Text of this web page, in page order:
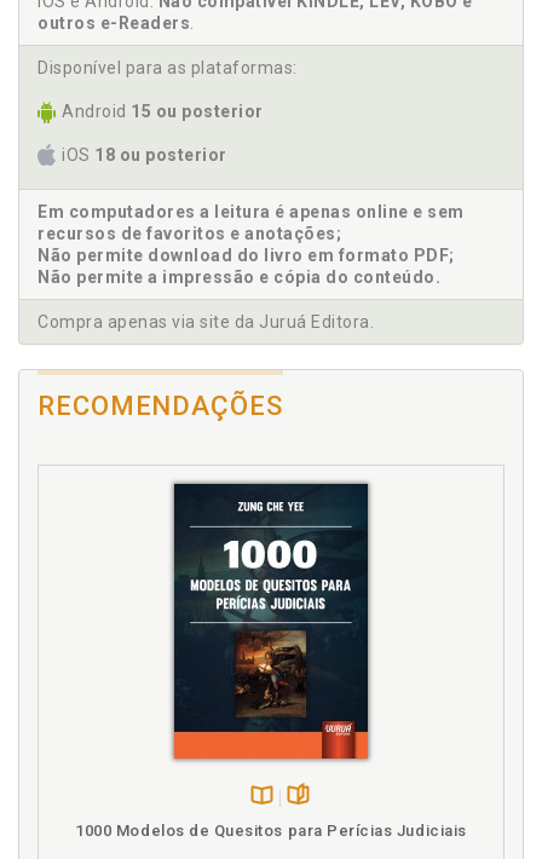
outros e-Readers.
Disponível para as plataformas:
Android 15 ou posterior
iOS 18 ou posterior
Em computadores a leitura é apenas online e sem
recursos de favoritos e anotações;
Não permite download do livro em formato PDF;
Não permite a impressão e cópia do conteúdo.
Compra apenas via site da Juruá Editora.
RECOMENDAÇÕES
1000 Modelos de Quesitos para Perícias Judiciais